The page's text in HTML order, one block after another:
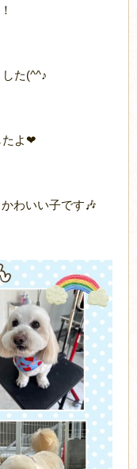
た(^^♪
たよ❤
わいい子です🎶